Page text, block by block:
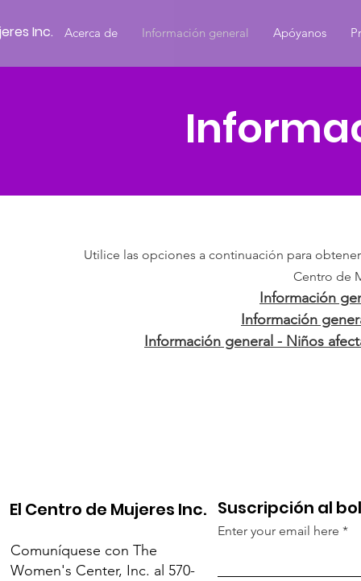
Acerca de Información general Apóyanos
Inc.
Utilice las opciones a continuación para
Centro de
Información
Información
Información general - Niños
El Centro de Mujeres Inc.
Comuníquese con The
Women's Center, Inc. al 570-
Suscripción al
Enter your email here